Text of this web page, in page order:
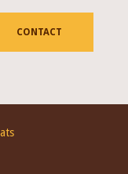
CONTACT